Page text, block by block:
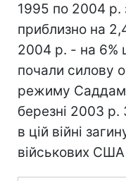
1995 по 2004 р.
приблизно на
2004 р. - на 6%
почали силову
режиму
березні 2003 р.
в цій війні
військових